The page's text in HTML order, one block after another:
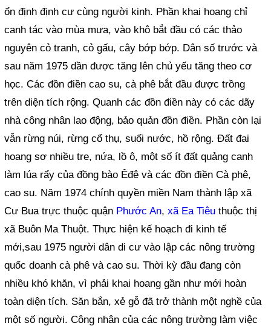
ổn định định cư cùng người kinh. Phần khai hoang chỉ
canh tác vào mùa mưa, vào khô bắt đầu có các thảo
nguyên cỏ tranh, cỏ gấu, cây bớp bớp. Dân số trước và
sau năm 1975 dần được tăng lên chủ yếu tăng theo cơ
học. Các đồn điền cao su, cà phê bắt đầu được trồng
trên diện tích rộng. Quanh các đồn điền này có các dãy
nhà công nhân lao động, bảo quản đồn điền. Phần còn lại
vẫn rừng núi, rừng cổ thụ, suối nước, hồ rộng. Đất đai
hoang sơ nhiều tre, nứa, lồ ô, một số ít đất quảng canh
làm lúa rẩy của đồng bào Êđê và các đồn điền Cà phê,
cao su. Năm 1974 chính quyền miền Nam thành lập xã
Cư Bua trực thuộc quận Phước An,xã Ea Tiêu thuộc thị
xã Buôn Ma Thuột. Thực hiện kế hoạch đi kinh tế
mới,sau 1975 người dân di cư vào lập các nông trường
quốc doanh cà phê và cao su. Thời kỳ đầu đang còn
nhiều khó khăn, vì phải khai hoang gần như mới hoàn
toàn diện tích. Săn bắn, xẻ gỗ đã trở thành một nghề của
một số người. Công nhân của các nông trường làm việc